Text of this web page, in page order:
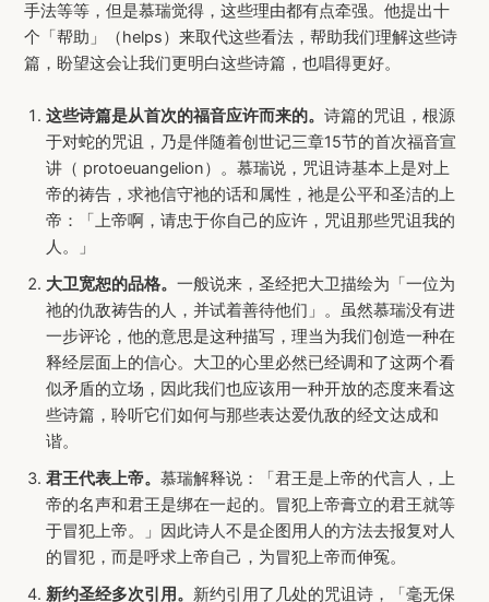
手法等等，但是慕瑞觉得，这些理由都有点牵强。他提出十
个「帮助」（helps）来取代这些看法，帮助我们理解这些诗
篇，盼望这会让我们更明白这些诗篇，也唱得更好。
这些诗篇是从首次的福音应许而来的。诗篇的咒诅，根源
于对蛇的咒诅，乃是伴随着创世记三章15节的首次福音宣
讲（ protoeuangelion）。慕瑞说，咒诅诗基本上是对上
帝的祷告，求祂信守祂的话和属性，祂是公平和圣洁的上
帝：「上帝啊，请忠于你自己的应许，咒诅那些咒诅我的
人。」
大卫宽恕的品格。一般说来，圣经把大卫描绘为「一位为
祂的仇敌祷告的人，并试着善待他们」。虽然慕瑞没有进
一步评论，他的意思是这种描写，理当为我们创造一种在
释经层面上的信心。大卫的心里必然已经调和了这两个看
似矛盾的立场，因此我们也应该用一种开放的态度来看这
些诗篇，聆听它们如何与那些表达爱仇敌的经文达成和
谐。
君王代表上帝。慕瑞解释说：「君王是上帝的代言人，上
帝的名声和君王是绑在一起的。冒犯上帝膏立的君王就等
于冒犯上帝。」因此诗人不是企图用人的方法去报复对人
的冒犯，而是呼求上帝自己，为冒犯上帝而伸冤。
新约圣经多次引用。 新约引用了几处的咒诅诗，「毫无保